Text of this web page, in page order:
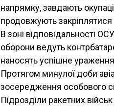
напрямку, завдають
продовжують
В зоні відповідальності
оборони ведуть
наносять успішне
Протягом минулої доби
зосередження особового
Підрозділи ракетних